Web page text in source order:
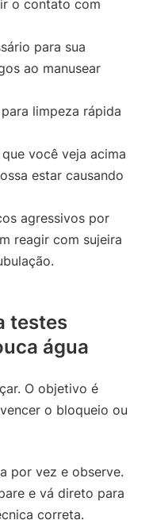
o contato com
para sua
ao manusear
limpeza rápida
você veja acima
estar causando
agressivos por
reagir com sujeira
testes
água
O objetivo é
o bloqueio ou
por vez e observe.
e vá direto para
correta.